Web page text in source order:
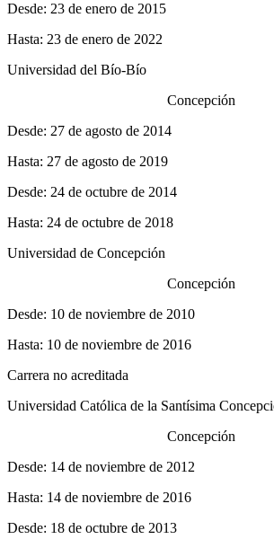
Desde: 23 de enero de 2015
Hasta: 23 de enero de 2022
Universidad del Bío-Bío
Concepción
Desde: 27 de agosto de 2014
Hasta: 27 de agosto de 2019
Desde: 24 de octubre de 2014
Hasta: 24 de octubre de 2018
Universidad de Concepción
Concepción
Desde: 10 de noviembre de 2010
Hasta: 10 de noviembre de 2016
Carrera no acreditada
Universidad Católica de la Santísima
Concepción
Desde: 14 de noviembre de 2012
Hasta: 14 de noviembre de 2016
Desde: 18 de octubre de 2013